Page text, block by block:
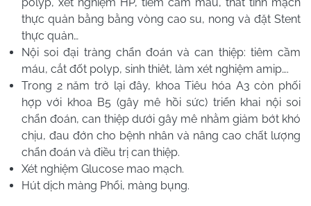
thực quản bằng bằng vòng cao su, nong và đặt Stent
thực quản…
Nội soi đại tràng chẩn đoán và can thiệp: tiêm cầm
máu, cắt đốt polyp, sinh thiêt, làm xét nghiệm amip….
Trong 2 năm trở lại đây, khoa Tiêu hóa A3 còn phối
hợp với khoa B5 (gây mê hồi sức) triển khai nội soi
chẩn đoán, can thiệp dưới gây mê nhằm giảm bớt khó
chịu, đau đớn cho bệnh nhân và nâng cao chất lượng
chẩn đoán và điều trị can thiệp.
Xét nghiệm Glucose mao mạch.
Hút dịch màng Phổi, màng bụng.